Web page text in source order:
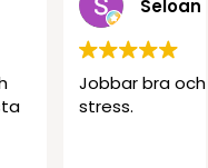
Gick fort utan